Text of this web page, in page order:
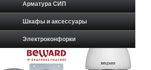
Арматура СИП
Шкафы и аксессуары
Электроконфорки